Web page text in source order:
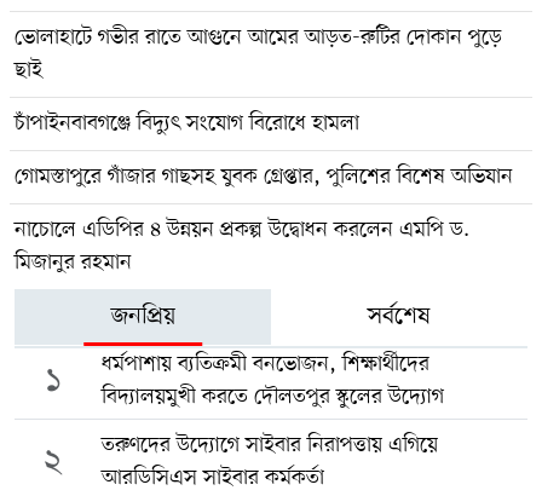
ভোলাহাটে গভীর রাতে আগুনে আমের আড়ত-রুটির দোকান পুড়ে
ছাই
চাঁপাইনবাবগঞ্জে বিদ্যুৎ সংযোগ বিরোধে হামলা
গোমস্তাপুরে গাঁজার গাছসহ যুবক গ্রেপ্তার, পুলিশের বিশেষ অভিযান
নাচোলে এডিপির ৪ উন্নয়ন প্রকল্প উদ্বোধন করলেন এমপি ড.
মিজানুর রহমান
জনপ্রিয় সর্বশেষ
১
ধর্মপাশায় ব্যতিক্রমী বনভোজন, শিক্ষার্থীদের
বিদ্যালয়মুখী করতে দৌলতপুর স্কুলের উদ্যোগ
২
তরুণদের উদ্যোগে সাইবার নিরাপত্তায় এগিয়ে
আরডিসিএস সাইবার কর্মকর্তা